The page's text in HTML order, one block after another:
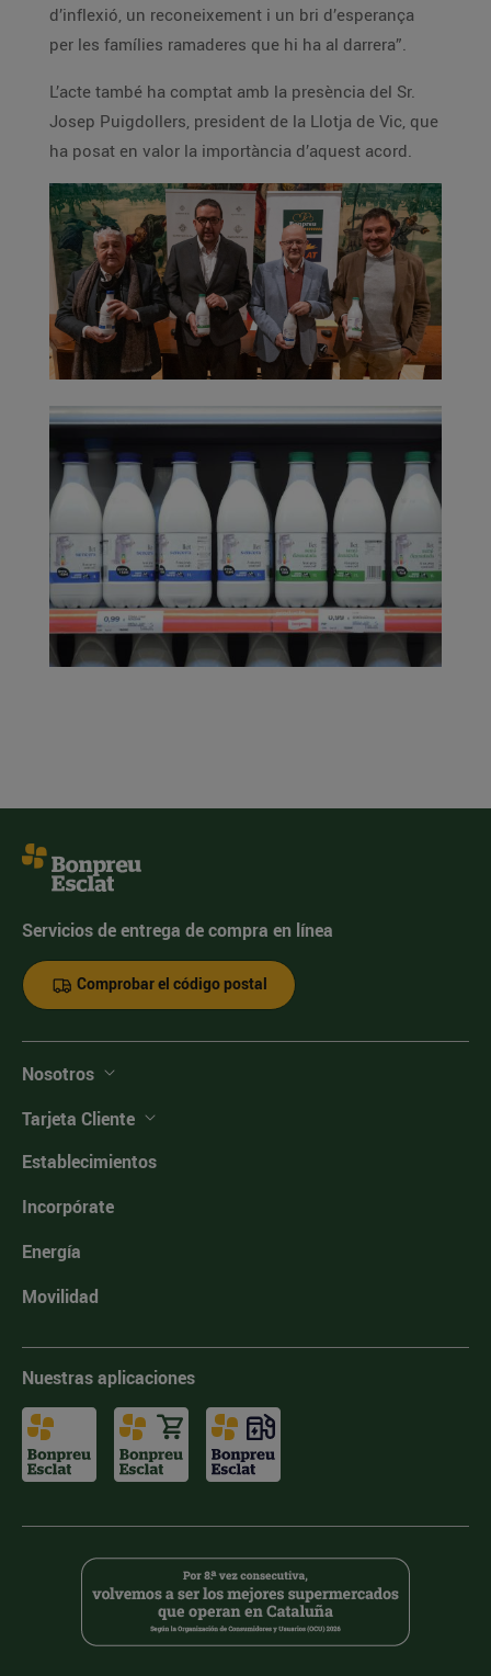
d’inflexió, un reconeixement i un bri d’esperança
per les famílies ramaderes que hi ha al darrera”.
L’acte també ha comptat amb la presència del Sr.
Josep Puigdollers, president de la Llotja de Vic, que
ha posat en valor la importància d’aquest acord.
Servicios de entrega de compra en línea
Comprobar el código postal
Nosotros
Tarjeta Cliente
Establecimientos
Incorpórate
Energía
Movilidad
Nuestras aplicaciones